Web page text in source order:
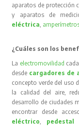
aparatos de protección
y aparatos de
eléctrica,
¿Cuáles son los
La electromovilidad
desde cargadores de
concepto verde del uso
la calidad del aire,
desarrollo de ciudades
encontrar desde
eléctrico, pedestal